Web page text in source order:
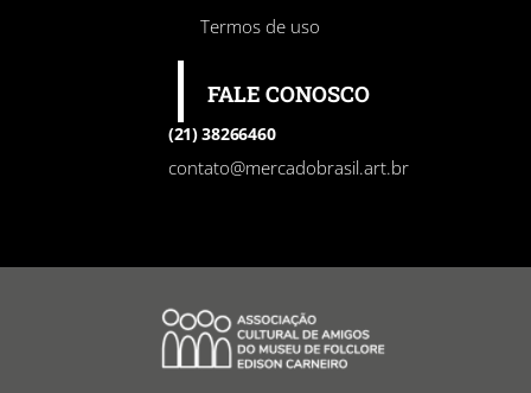
Termos de uso
FALE CONOSCO
(21) 38266460
contato@mercadobrasil.art.br